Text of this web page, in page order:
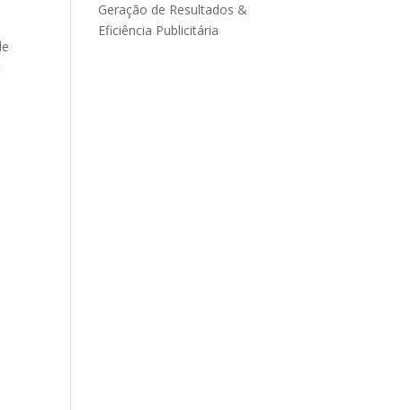
Geração de Resultados &
Eficiência Publicitária